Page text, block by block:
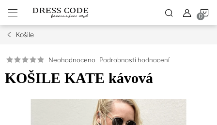
obsah
Košile
Neohodnoceno Podrobnosti hodnocení
KOŠILE KATE kávová